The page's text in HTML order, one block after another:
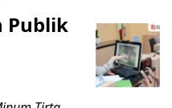
Publik